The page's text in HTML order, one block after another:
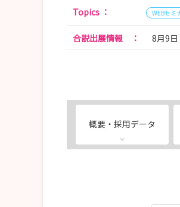
Topics ： WEBセミ
合説出展情報 ： 8月9
概要・採用データ